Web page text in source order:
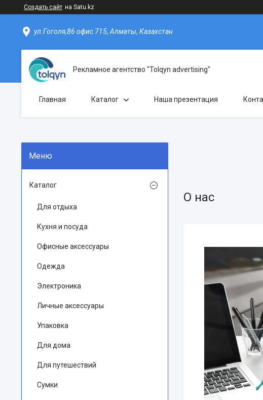
Создать сайт на Satu.kz
ул.Гоголя,86 офис 715, Алматы, Казахстан
Рекламное агентство "Tolqyn advertising"
Главная Каталог Наша презентация
О нас
Каталог
Для отдыха
Кухня и посуда
Офисные аксессуары
Одежда
Электроника
Личные аксессуары
Упаковка
Для дома
Для путешествий
Сумки